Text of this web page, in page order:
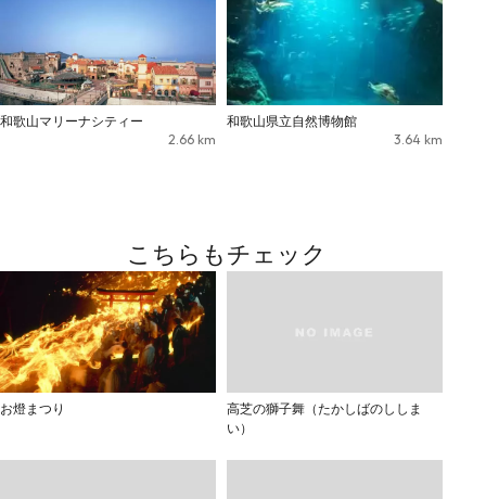
和歌山マリーナシティー
2.66 km
和歌山県立自然博物館
3.64 km
こちらもチェック
お燈まつり
高芝の獅子舞（たかしばのししま
い）